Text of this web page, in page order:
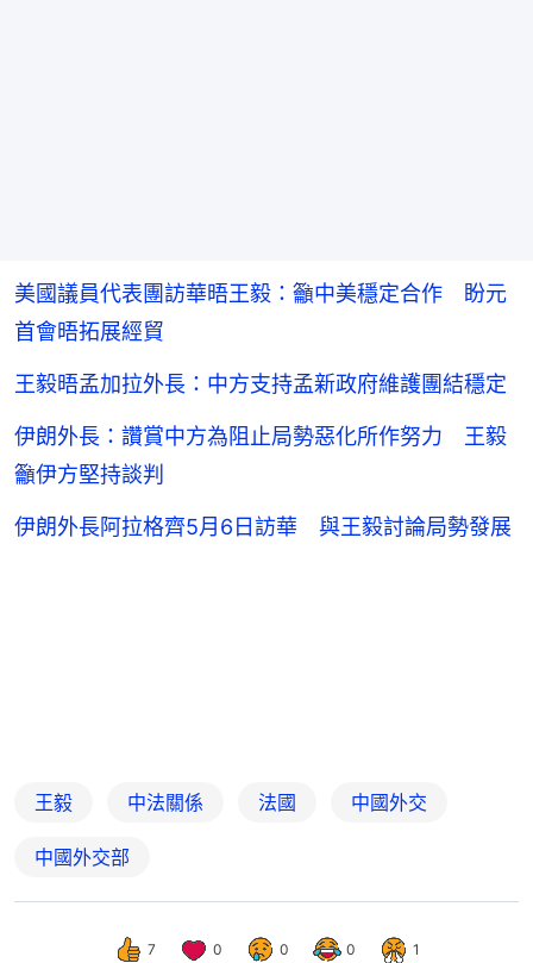
美國議員代表團訪華晤王毅：籲中美穩定合作 盼元
首會晤拓展經貿
王毅晤孟加拉外長：中方支持孟新政府維護團結穩定
伊朗外長：讚賞中方為阻止局勢惡化所作努力 王毅
籲伊方堅持談判
伊朗外長阿拉格齊5月6日訪華 與王毅討論局勢發展
王毅 中法關係 法國 中國外交
中國外交部
7 0 0 0 1